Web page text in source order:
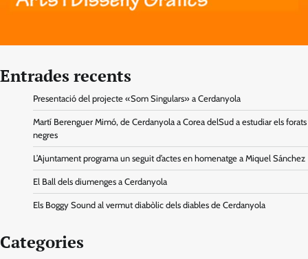
Entrades recents
Presentació del projecte «Som Singulars» a Cerdanyola
Martí Berenguer Mimó, de Cerdanyola a Corea delSud a estudiar els forats
negres
L’Ajuntament programa un seguit d’actes en homenatge a Miquel Sánchez
El Ball dels diumenges a Cerdanyola
Els Boggy Sound al vermut diabòlic dels diables de Cerdanyola
Categories